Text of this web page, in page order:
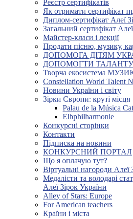
Реєстр сертифікатів
Як отримати сертифікат
Диплом-сертифікат Алеї
Загальний сертифікат
Майстер-класи і лекції
Продати пісню, музику,
ДОПОМОГА ДІТЯМ
ДОПОМОГТИ ТАЛАНТУ
Творча екосистема
Constellation World Talent
Новини України і світу
Зірки Європи: круті місця
Palau de la Música
Elbphilharmonie
Конкурсні сторінки
Контакти
Підписка на новини
КОНКУРСНИЙ ПОРТАЛ
Що я оплачую тут?
Віртуальні нагороди Алеї
Медалісти та володарі
Алеї Зірок України
Alley of Stars: Europe
For American teachers
Країни і міста